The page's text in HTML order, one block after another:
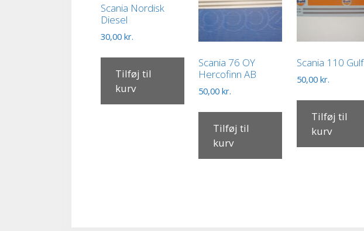
Scania Nordisk
Diesel
30,00 kr.
Tilføj til
kurv
Scania 76 OY
Hercofinn AB
50,00kr.
Tilføj til
kurv
Scania 110 Gulf
50,00 kr.
Tilføj til
kurv